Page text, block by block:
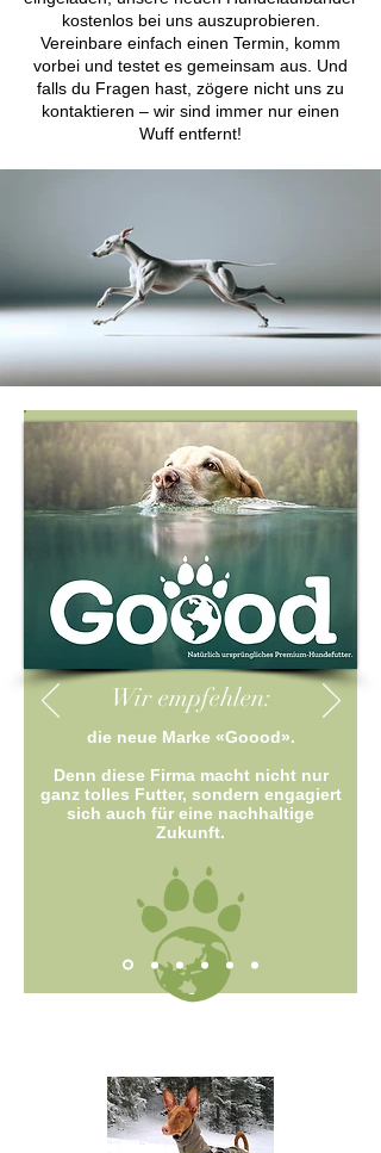
kostenlos bei uns auszuprobieren.
Vereinbare einfach einen Termin, komm
vorbei und testet es gemeinsam aus. Und
falls du Fragen hast, zögere nicht uns zu
kontaktieren – wir sind immer nur einen
Wuff entfernt!
Wir empfehlen:
die neue Marke «Goood».
Denn diese Firma macht nicht nur
ganz tolles Futter, sondern engagiert
sich auch für eine nachhaltige
Zukunft.